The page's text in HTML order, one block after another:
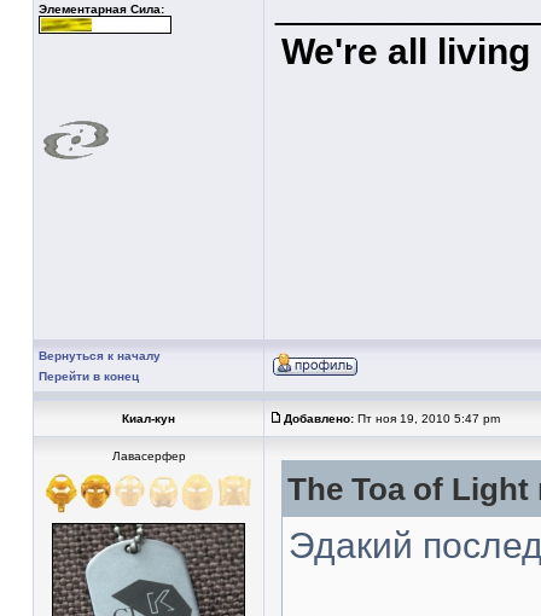
Элементарная Сила:
We're all
Вернуться к началу
Перейти в конец
Киал-кун Добавлено: Пт ноя 19, 2010 5:47 pm
Лавасерфер
The Toa of Light
Эдакий